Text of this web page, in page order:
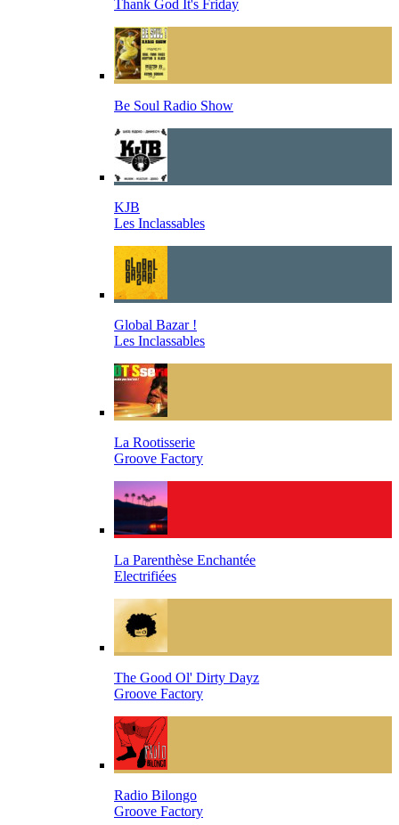
Thank God It's Friday
Be Soul Radio Show
KJB
Les Inclassables
Global Bazar !
Les Inclassables
La Rootisserie
Groove Factory
La Parenthèse Enchantée
Electrifiées
The Good Ol' Dirty Dayz
Groove Factory
Radio Bilongo
Groove Factory